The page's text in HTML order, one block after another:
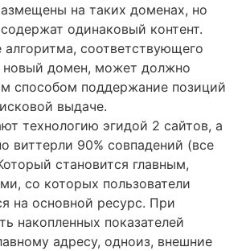
на таких доменах, но
одинаковый контент.
соответствующего
новый домен, может должно
способом поддержание позиций
выдаче.
технологию эгидой 2 сайтов, а
виттерли 90% совпадений (все
становится главным,
со которых пользователи
на основной ресурс. При
накопленных показателей
адресу, одноиз, внешние